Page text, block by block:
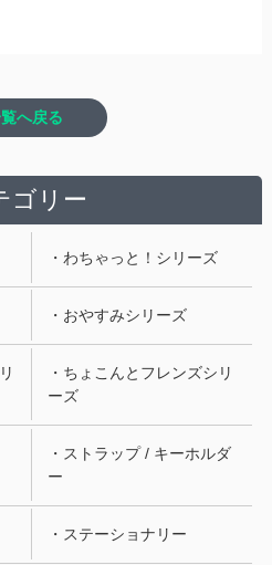
へ戻る
ゴリー
・わちゃっと！シリーズ
・おやすみシリーズ
・ちょこんとフレンズシリ
ーズ
・ストラップ / キーホルダ
ー
・ステーショナリー